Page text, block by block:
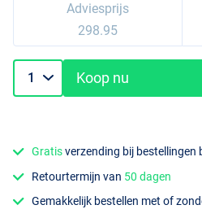
Adviesprijs
298.95
Koop nu
Gratisverzending bij bestellingen
Retourtermijn van 50 dagen
Gemakkelijk bestellen met of